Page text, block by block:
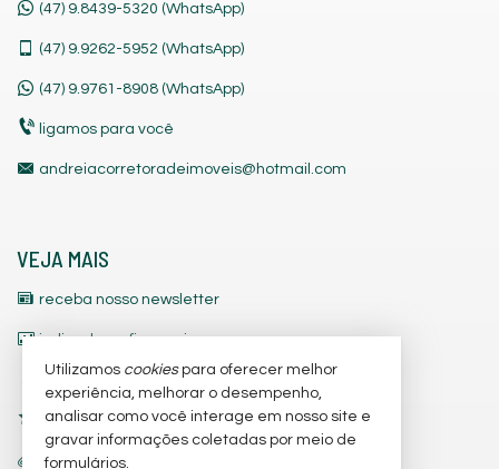
(47) 9.8439-5320 (WhatsApp)
(47) 9.9262-5952 (WhatsApp)
(47) 9.9761-8908 (WhatsApp)
ligamos para você
andreiacorretoradeimoveis@hotmail.com
VEJA MAIS
receba nosso newsletter
indicadores financeiros
cadastre seu imóvel
imóveis favoritos
trabalhe conosco
Utilizamos cookiespara oferecer melhor
experiência, melhorar o desempenho,
analisar como você interage em nosso site e
gravar informações coletadas por meio de
formulários.